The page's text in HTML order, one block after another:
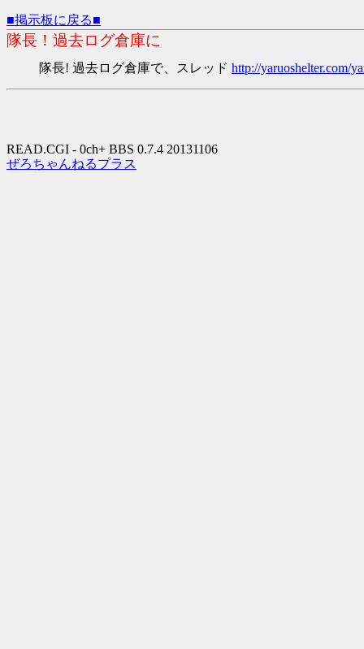
■掲示板に戻る■
隊長！過去ログ倉庫に
隊長! 過去ログ倉庫で、スレッド http://yaruoshelter.com/
READ.CGI - 0ch+ BBS 0.7.4 20131106
ぜろちゃんねるプラス